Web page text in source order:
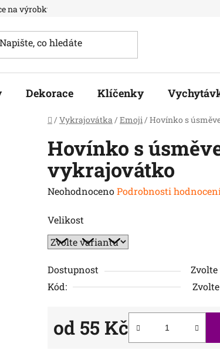
na výrobky
Dekorace Klíčenky
Domů
/ Vykrajovátka / Emoji / Hovínko s
Hovínko s
vykrajovátko
Průměrné
produktu
je
0,0
z
5
NeohodnocenoPodrobnosti
Velikost
Dostupnost
Kód:
od 55 Kč